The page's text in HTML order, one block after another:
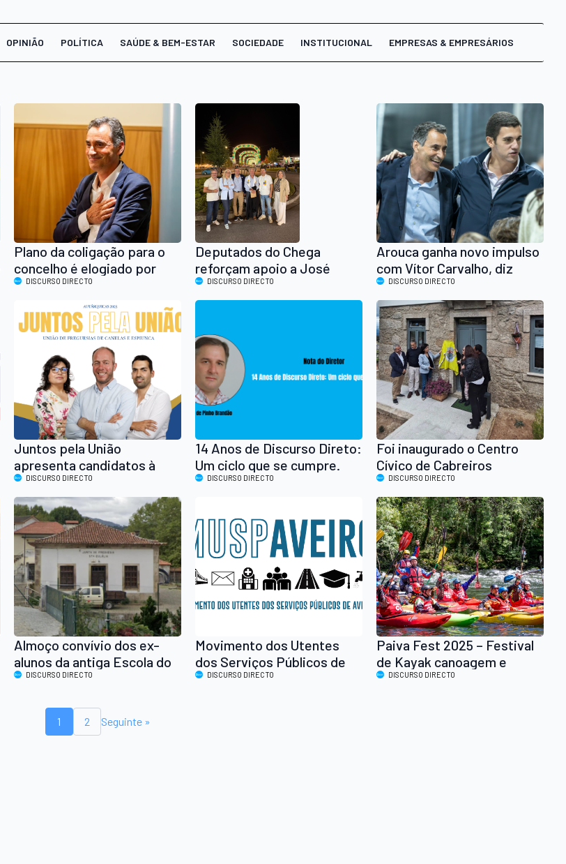
OPINIÃO POLÍTICA SAÚDE & BEM-ESTAR SOCIEDADE INSTITUCIONAL EMPRESAS & EMPRESÁRIOS
Plano da coligação para o
concelho é elogiado por
secretário de Estado
DISCURSO DIRECTO
Deputados do Chega
reforçam apoio a José
Costa Gomes durante visita
à Feira das Colheitas
DISCURSO DIRECTO
Arouca ganha novo impulso
com Vítor Carvalho, diz
Sebastião Bugalho
DISCURSO DIRECTO
Juntos pela União
apresenta candidatos à
Assembleia de Freguesia
de Canelas e Espiunca e
recorda trabalho iniciado
DISCURSO DIRECTO
14 Anos de Discurso Direto:
Um ciclo que se cumpre.
DISCURSO DIRECTO
Foi inaugurado o Centro
Cívico de Cabreiros
DISCURSO DIRECTO
Almoço convívio dos ex-
alunos da antiga Escola do
Pêgo
DISCURSO DIRECTO
Movimento dos Utentes
dos Serviços Públicos de
Aveiro promove buzinão
DISCURSO DIRECTO
Paiva Fest 2025 – Festival
de Kayak canoagem e
águas bravas em Alvarenga,
DISCURSO DIRECTO
1 2 Seguinte »